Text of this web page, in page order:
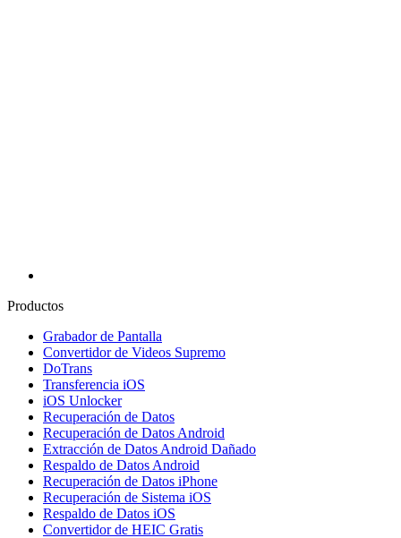
Productos
Grabador de Pantalla
Convertidor de Videos Supremo
DoTrans
Transferencia iOS
iOS Unlocker
Recuperación de Datos
Recuperación de Datos Android
Extracción de Datos Android Dañado
Respaldo de Datos Android
Recuperación de Datos iPhone
Recuperación de Sistema iOS
Respaldo de Datos iOS
Convertidor de HEIC Gratis